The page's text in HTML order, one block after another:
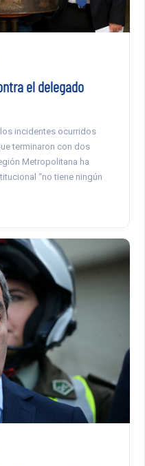
el delegado
incidentes ocurridos
terminaron con dos
Metropolitana ha
“no tiene ningún